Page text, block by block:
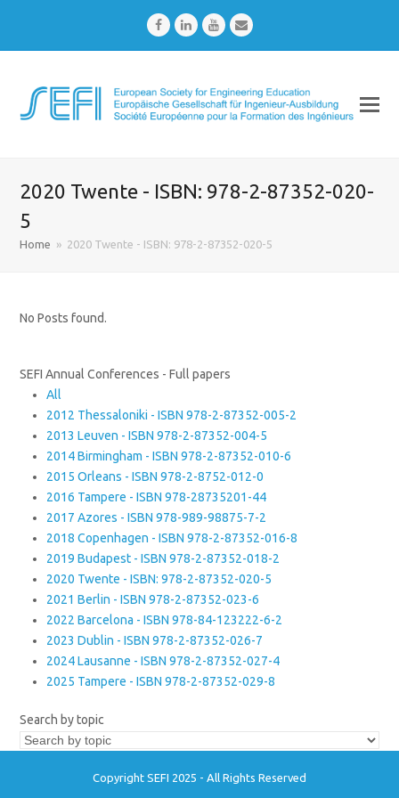
FacebookLinkedInYoutubeEmail
2020 Twente - ISBN: 978-2-87352-020-
5
Home » 2020 Twente - ISBN: 978-2-87352-020-5
No Posts found.
SEFI Annual Conferences - Full papers
All
2012 Thessaloniki - ISBN 978-2-87352-005-2
2013 Leuven - ISBN 978-2-87352-004-5
2014 Birmingham - ISBN 978-2-87352-010-6
2015 Orleans - ISBN 978-2-8752-012-0
2016 Tampere - ISBN 978-28735201-44
2017 Azores - ISBN 978-989-98875-7-2
2018 Copenhagen - ISBN 978-2-87352-016-8
2019 Budapest - ISBN 978-2-87352-018-2
2020 Twente - ISBN: 978-2-87352-020-5
2021 Berlin - ISBN 978-2-87352-023-6
2022 Barcelona - ISBN 978-84-123222-6-2
2023 Dublin - ISBN 978-2-87352-026-7
2024 Lausanne - ISBN 978-2-87352-027-4
2025 Tampere - ISBN 978-2-87352-029-8
Search by topic
Copyright SEFI 2025 - All Rights Reserved